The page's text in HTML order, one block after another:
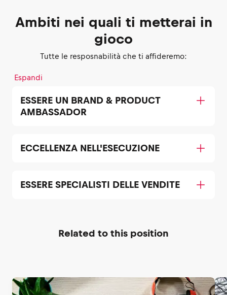
Ambiti nei quali ti metterai in
gioco
Tutte le resposnabilità che ti affideremo:
Espandi
ESSERE UN BRAND & PRODUCT
AMBASSADOR
ECCELLENZA NELL'ESECUZIONE
ESSERE SPECIALISTI DELLE VENDITE
Related to this position